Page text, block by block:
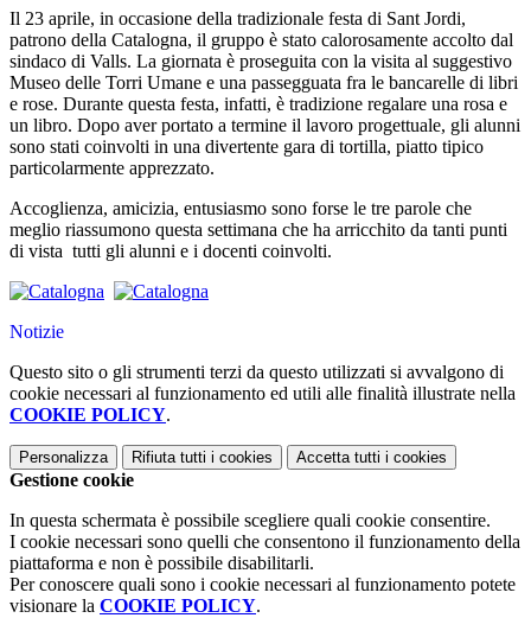
Il 23 aprile, in occasione della tradizionale festa di Sant Jordi,
patrono della Catalogna, il gruppo è stato calorosamente accolto dal
sindaco di Valls. La giornata è proseguita con la visita al suggestivo
Museo delle Torri Umane e una passegguata fra le bancarelle di libri
e rose. Durante questa festa, infatti, è tradizione regalare una rosa e
un libro. Dopo aver portato a termine il lavoro progettuale, gli alunni
sono stati coinvolti in una divertente gara di tortilla, piatto tipico
particolarmente apprezzato.
Accoglienza, amicizia, entusiasmo sono forse le tre parole che
meglio riassumono questa settimana che ha arricchito da tanti punti
di vista tutti gli alunni e i docenti coinvolti.
Notizie
Questo sito o gli strumenti terzi da questo utilizzati si avvalgono di
cookie necessari al funzionamento ed utili alle finalità illustrate nella
COOKIE POLICY.
Personalizza Rifiuta tutti i cookies Accetta tutti i cookies
Gestione cookie
In questa schermata è possibile scegliere quali cookie consentire.
I cookie necessari sono quelli che consentono il funzionamento della
piattaforma e non è possibile disabilitarli.
Per conoscere quali sono i cookie necessari al funzionamento potete
visionare la COOKIE POLICY.